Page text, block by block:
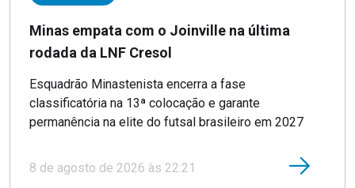
Minas empata com o Joinville na última
rodada da LNF Cresol
Esquadrão Minastenista encerra a fase
classificatória na 13ª colocação e garante
permanência na elite do futsal brasileiro em 2027
8 de agosto de 2026 às 22:21